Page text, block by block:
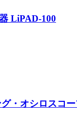
LiPAD-100
・オシロスコ